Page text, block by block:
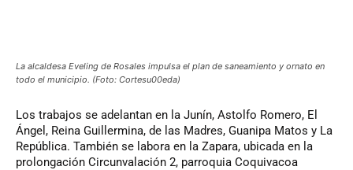
La alcaldesa Eveling de Rosales impulsa el plan de saneamiento y ornato en
todo el municipio. (Foto: Cortesu00eda)
Los trabajos se adelantan en la Junín, Astolfo Romero, El
Ángel, Reina Guillermina, de las Madres, Guanipa Matos y La
República. También se labora en la Zapara, ubicada en la
prolongación Circunvalación 2, parroquia Coquivacoa